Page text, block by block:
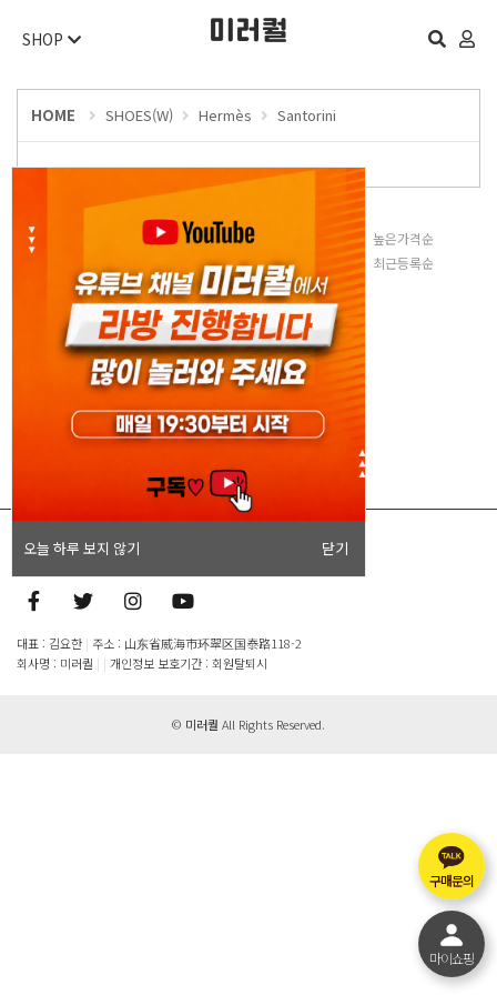
오늘 하루 보지 않기 닫기
SHOP
HOME SHOES(W) Hermès Santorini
낮은가격순
높은가격순
후기많은순 최근등록순
등록된 상품이 없습니다.
이용약관 개인정보처리방침
대표 : 김요한 | 주소 : 山东省威海市环翠区国泰路118-2
회사명 : 미러퀄 | | 개인정보 보호기간 : 회원탈퇴시
© 미러퀄 All Rights Reserved.
구매문의
마이쇼핑